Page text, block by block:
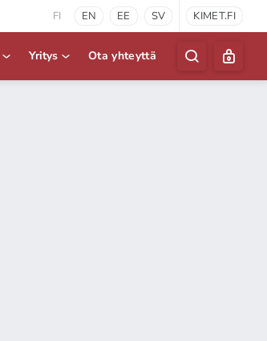
FI EN EE SV KIMET.FI
Yritys Ota yhteyttä